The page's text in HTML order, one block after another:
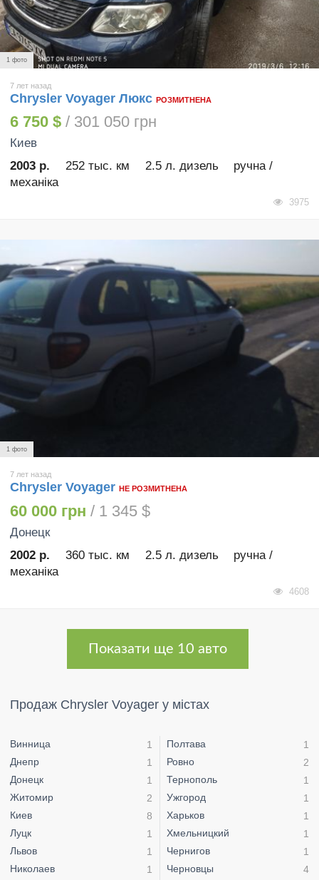
1 фото
7 лет назад
Chrysler Voyager Люкс РОЗМИТНЕНА
6 750 $ / 301 050 грн
Киев
2003 р.
252 тыс. км 2.5 л. дизель
ручна /
механіка
3975
1 фото
7 лет назад
Chrysler Voyager НЕ РОЗМИТНЕНА
60 000 грн / 1 345 $
Донецк
2002 р.
360 тыс. км 2.5 л. дизель
ручна /
механіка
4608
Показати ще 10 авто
Продаж Chrysler Voyager у містах
Винница
1
Днепр
1
Донецк
1
Житомир
2
Киев
8
Луцк
1
Львов
1
Николаев
1
Полтава
1
Ровно
2
Тернополь
1
Ужгород
1
Харьков
1
Хмельницкий
1
Чернигов
1
Черновцы
4